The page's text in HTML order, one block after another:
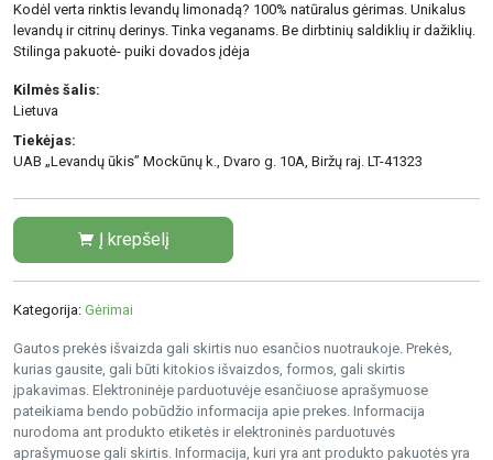
Kodėl verta rinktis levandų limonadą? 100% natūralus gėrimas. Unikalus
levandų ir citrinų derinys. Tinka veganams. Be dirbtinių saldiklių ir dažiklių.
Stilinga pakuotė- puiki dovados įdėja
Kilmės šalis:
Lietuva
Tiekėjas:
UAB „Levandų ūkis” Mockūnų k., Dvaro g. 10A, Biržų raj. LT-41323
Į krepšelį
Kategorija: Gėrimai
Gautos prekės išvaizda gali skirtis nuo esančios nuotraukoje. Prekės,
kurias gausite, gali būti kitokios išvaizdos, formos, gali skirtis
įpakavimas. Elektroninėje parduotuvėje esančiuose aprašymuose
pateikiama bendo pobūdžio informacija apie prekes. Informacija
nurodoma ant produkto etiketės ir elektroninės parduotuvės
aprašymuose gali skirtis. Informacija, kuri yra ant produkto pakuotės yra